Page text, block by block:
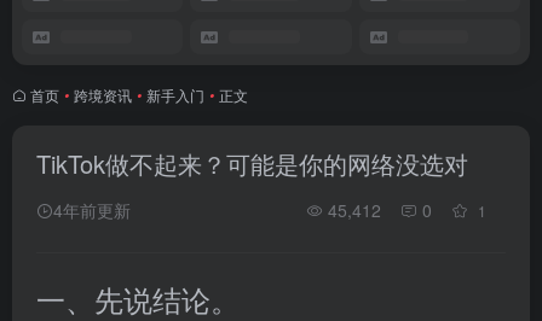
首页 • 跨境资讯 • 新手入门 • 正文
TikTok做不起来？可能是你的网络没选对
4年前更新 45,412 0 1
一、先说结论。